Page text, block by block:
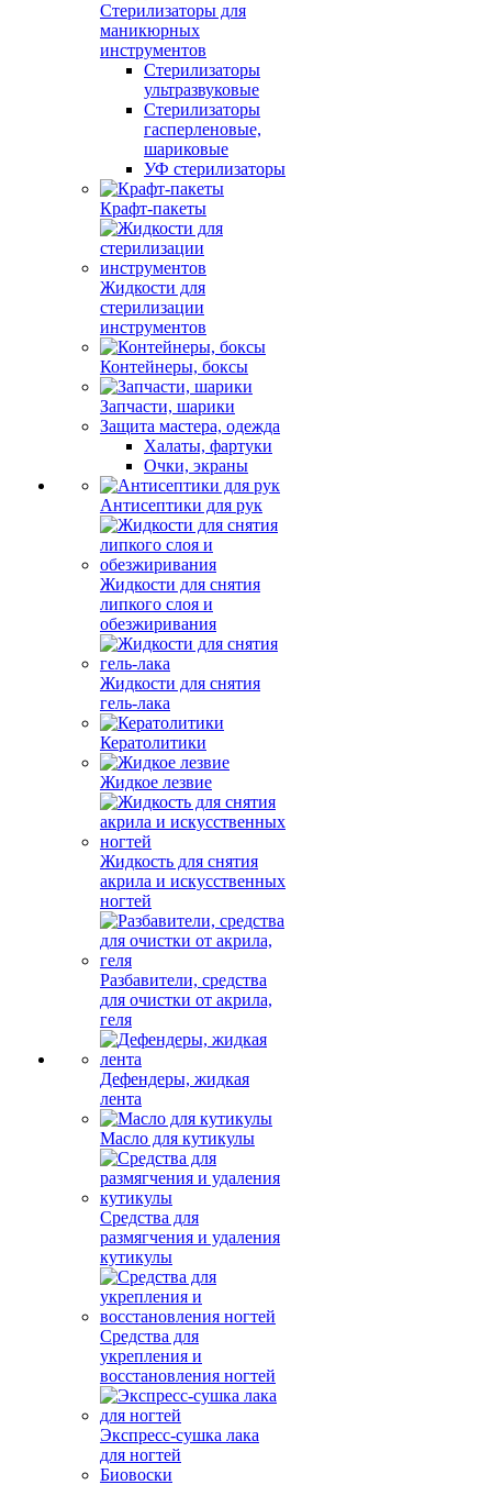
Стерилизаторы для
маникюрных
инструментов
Стерилизаторы
ультразвуковые
Стерилизаторы
гасперленовые,
шариковые
УФ стерилизаторы
Крафт-пакеты
Жидкости для
стерилизации
инструментов
Контейнеры, боксы
Запчасти, шарики
Защита мастера, одежда
Халаты, фартуки
Очки, экраны
Антисептики для рук
Жидкости для снятия
липкого слоя и
обезжиривания
Жидкости для снятия
гель-лака
Кератолитики
Жидкое лезвие
Жидкость для снятия
акрила и искусственных
ногтей
Разбавители, средства
для очистки от акрила,
геля
Дефендеры, жидкая
лента
Масло для кутикулы
Средства для
размягчения и удаления
кутикулы
Средства для
укрепления и
восстановления ногтей
Экспресс-сушка лака
для ногтей
Биовоски